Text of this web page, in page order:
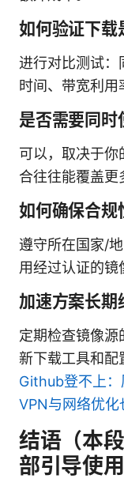
如何验证下载
进行对比测试：
时间、带宽利用
是否需要同时
可以，取决于你
合往往能覆盖更
如何确保合规
遵守所在国家/
用经过认证的镜
加速方案长期
定期检查镜像源
新下载工具和配
Github登不上：
VPN与网络优化
结语（本
部引导使用